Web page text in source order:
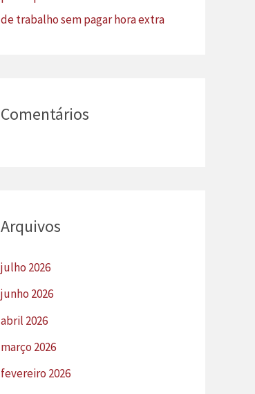
de trabalho sem pagar hora extra
Comentários
Arquivos
julho 2026
junho 2026
abril 2026
março 2026
fevereiro 2026